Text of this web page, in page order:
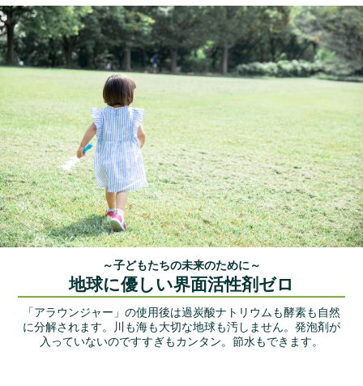
～子どもたちの未来のために～
地球に優しい界面活性剤ゼロ
「アラウンジャー」の使用後は過炭酸ナトリウムも酵素も自然
に分解されます。川も海も大切な地球も汚しません。 発泡剤が
入っていないのですすぎもカンタン。節水もできます。